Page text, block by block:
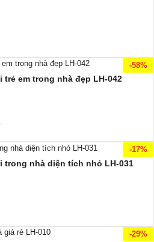
-58%
em trong nhà đẹp LH-042
-17%
trong nhà diện tích nhỏ LH-031
-29%